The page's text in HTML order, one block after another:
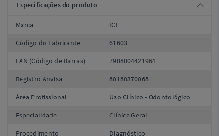
Especificações do produto
Marca ICE
Código do Fabricante 61603
EAN (Código de Barras) 7908004421964
Registro Anvisa 80180370068
Área Profissional Uso Clínico - Odontológico
Especialidade Clínica Geral
Procedimento Diagnóstico